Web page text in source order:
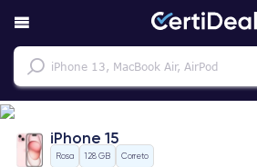
iPhone 15
Rosa 128 GB Correto